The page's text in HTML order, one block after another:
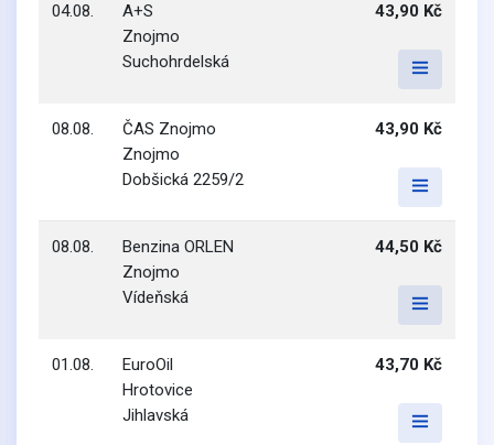
04.08.
A+S
Znojmo
Suchohrdelská
43,90 Kč
08.08.
ČAS Znojmo
Znojmo
Dobšická 2259/2
43,90 Kč
08.08.
Benzina ORLEN
Znojmo
Vídeňská
44,50 Kč
01.08.
EuroOil
Hrotovice
Jihlavská
43,70 Kč